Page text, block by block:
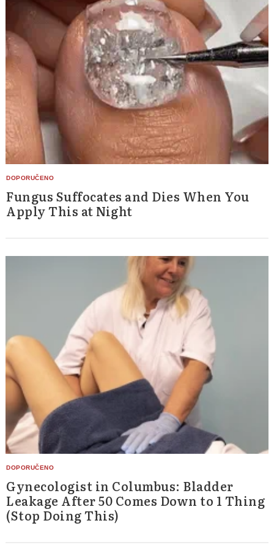
Fungus Suffocates and Dies When You
Apply This at Night
Gynecologist in Columbus: Bladder
Leakage After 50 Comes Down to 1 Thing
(Stop Doing This)